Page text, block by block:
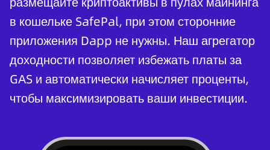
в кошельке SafePal, при этом сторонние
приложения Dapp не нужны. Наш агрегатор
доходности позволяет избежать платы за
GAS и автоматически начисляет проценты,
чтобы максимизировать ваши инвестиции.